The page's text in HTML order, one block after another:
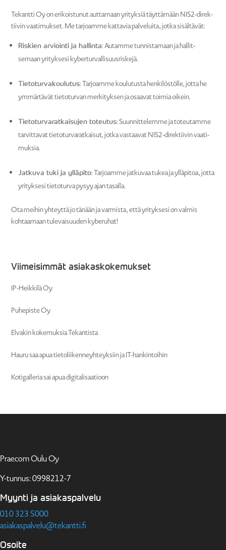
Tekantti Oy on erikois­tunut auttamaan yrityksiä täyttämään NIS2-direk­
tiivin vaati­mukset. Me tarjoamme kattavia palve­luita, jotka sisäl­tävät:
Riskien arviointi ja hallinta: Autamme tunnis­tamaan ja hallit­
semaan yrityksesi kyber­tur­val­li­suus­riskejä.
Tieto­tur­va­kou­lutus: Tarjoamme koulu­tusta henki­lös­tölle, jotta he
ymmär­tävät tieto­turvan merki­tyksen ja osaavat toimia oikein.
Tieto­tur­va­rat­kai­sujen toteutus: Suunnit­te­lemme ja toteu­tamme
tarvit­tavat tieto­tur­va­rat­kaisut, jotka vastaavat NIS2-direk­tiivin vaati­
muksia.
Jatkuva tuki ja ylläpito: Tarjoamme jatkuvaa tukea ja ylläpitoa, jotta
yrityksesi tieto­turva pysyy ajan tasalla.
Ota meihin yhteyttä jo tänään ja varmista, että yrityksesi on valmis
kohtaamaan tulevai­suuden kyberuhat!
Viimei­simmät asiakaskokemukset
IP-Heikkilä Oy
Puhepiste Oy
Elvakin kokemuksia Tekantista
Hauru saa apua tieto­lii­ken­neyh­teyksiin ja IT-hankintoihin
Kotigal­leria sai apua digitalisaatioon
Praecom Oulu Oy
Y-tunnus: 0998212-7
Myynti ja asiakaspalvelu
010 323 5000
asiakaspalvelu@tekantti.fi
Osoite